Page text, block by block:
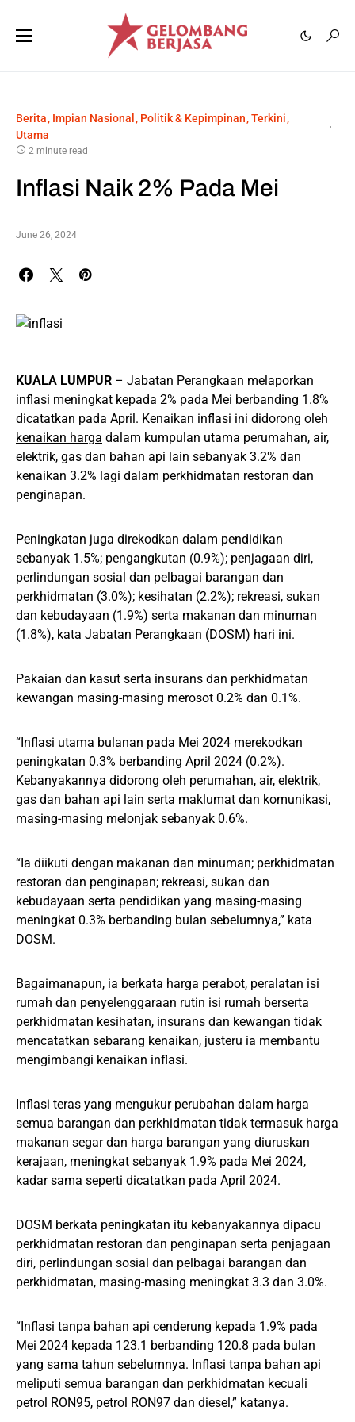
Berita Impian Nasional Politik & Kepimpinan Terkini
Utama
2 minute read
Inflasi Naik 2% Pada Mei
June 26, 2024
KUALA LUMPUR – Jabatan Perangkaan melaporkan
inflasi meningkat kepada 2% pada Mei berbanding 1.8%
dicatatkan pada April. Kenaikan inflasi ini didorong oleh
kenaikan harga dalam kumpulan utama perumahan, air,
elektrik, gas dan bahan api lain sebanyak 3.2% dan
kenaikan 3.2% lagi dalam perkhidmatan restoran dan
penginapan.
Peningkatan juga direkodkan dalam pendidikan
sebanyak 1.5%; pengangkutan (0.9%); penjagaan diri,
perlindungan sosial dan pelbagai barangan dan
perkhidmatan (3.0%); kesihatan (2.2%); rekreasi, sukan
dan kebudayaan (1.9%) serta makanan dan minuman
(1.8%), kata Jabatan Perangkaan (DOSM) hari ini.
Pakaian dan kasut serta insurans dan perkhidmatan
kewangan masing-masing merosot 0.2% dan 0.1%.
“Inflasi utama bulanan pada Mei 2024 merekodkan
peningkatan 0.3% berbanding April 2024 (0.2%).
Kebanyakannya didorong oleh perumahan, air, elektrik,
gas dan bahan api lain serta maklumat dan komunikasi,
masing-masing melonjak sebanyak 0.6%.
“Ia diikuti dengan makanan dan minuman; perkhidmatan
restoran dan penginapan; rekreasi, sukan dan
kebudayaan serta pendidikan yang masing-masing
meningkat 0.3% berbanding bulan sebelumnya,” kata
DOSM.
Bagaimanapun, ia berkata harga perabot, peralatan isi
rumah dan penyelenggaraan rutin isi rumah berserta
perkhidmatan kesihatan, insurans dan kewangan tidak
mencatatkan sebarang kenaikan, justeru ia membantu
mengimbangi kenaikan inflasi.
Inflasi teras yang mengukur perubahan dalam harga
semua barangan dan perkhidmatan tidak termasuk harga
makanan segar dan harga barangan yang diuruskan
kerajaan, meningkat sebanyak 1.9% pada Mei 2024,
kadar sama seperti dicatatkan pada April 2024.
DOSM berkata peningkatan itu kebanyakannya dipacu
perkhidmatan restoran dan penginapan serta penjagaan
diri, perlindungan sosial dan pelbagai barangan dan
perkhidmatan, masing-masing meningkat 3.3 dan 3.0%.
“Inflasi tanpa bahan api cenderung kepada 1.9% pada
Mei 2024 kepada 123.1 berbanding 120.8 pada bulan
yang sama tahun sebelumnya. Inflasi tanpa bahan api
meliputi semua barangan dan perkhidmatan kecuali
petrol RON95, petrol RON97 dan diesel,” katanya.